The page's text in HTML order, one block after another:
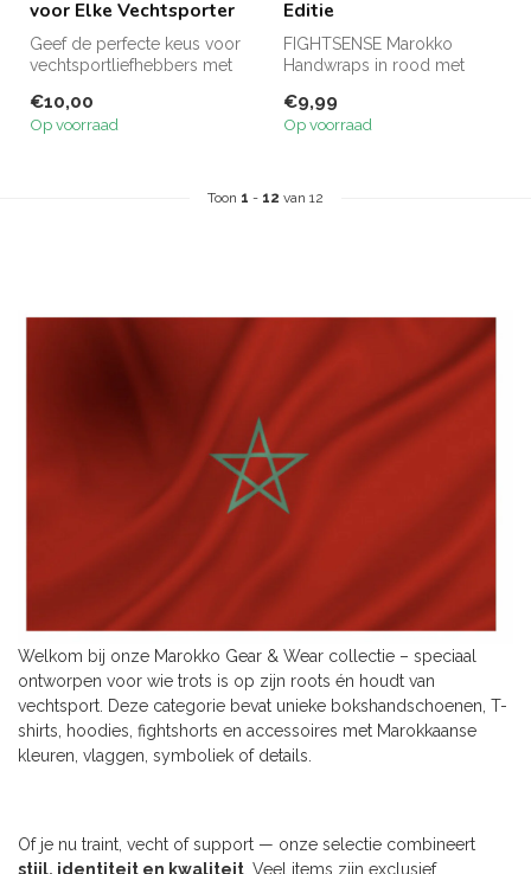
voor Elke Vechtsporter
Geef de perfecte keus voor
vechtsportliefhebbers met
Besc...
€10,00
Op voorraad
Editie
FIGHTSENSE Marokko
Handwraps in rood met
cm of 500 cm...
€9,99
Op voorraad
Toon 1 - 12 van 12
Welkom bij onze Marokko Gear & Wear collectie – speciaal
ontworpen voor wie trots is op zijn roots én houdt van
vechtsport. Deze categorie bevat unieke bokshandschoenen, T-
shirts, hoodies, fightshorts en accessoires met Marokkaanse
kleuren, vlaggen, symboliek of details.
Of je nu traint, vecht of support — onze selectie combineert
stijl, identiteit en kwaliteit . Veel items zijn exclusief